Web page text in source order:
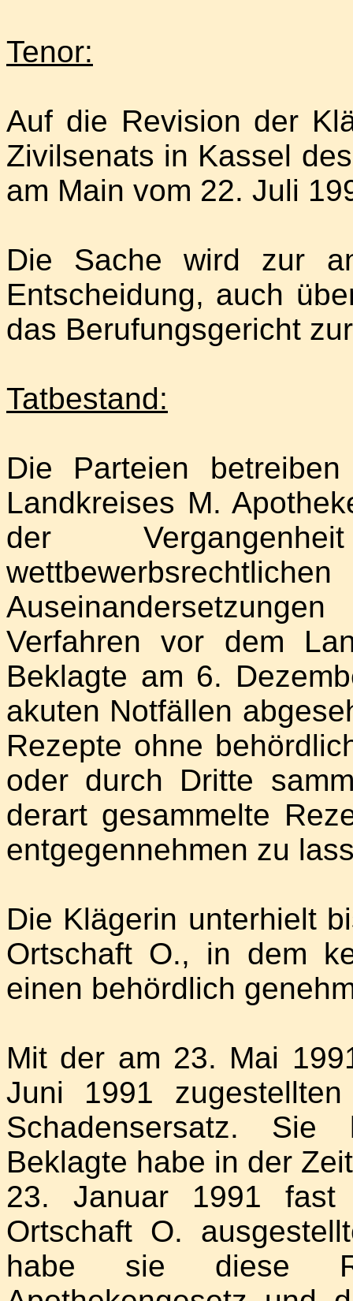
Tenor:
Auf die Revision der
Zivilsenats in Kassel
am Main vom 22. Juli
Die Sache wird zur
Entscheidung, auch
das Berufungsgericht
Tatbestand:
Die Parteien
Landkreises M.
der
Verfahren vor dem
Beklagte am 6.
akuten Notfällen
Rezepte ohne
oder durch Dritte
derart gesammelte
entgegennehmen zu
Die Klägerin unterhielt
Ortschaft O., in dem
einen behördlich
Mit der am 23. Mai
Juni 1991
Schadensersatz.
Beklagte habe in der
23. Januar 1991
Ortschaft O.
habe sie diese